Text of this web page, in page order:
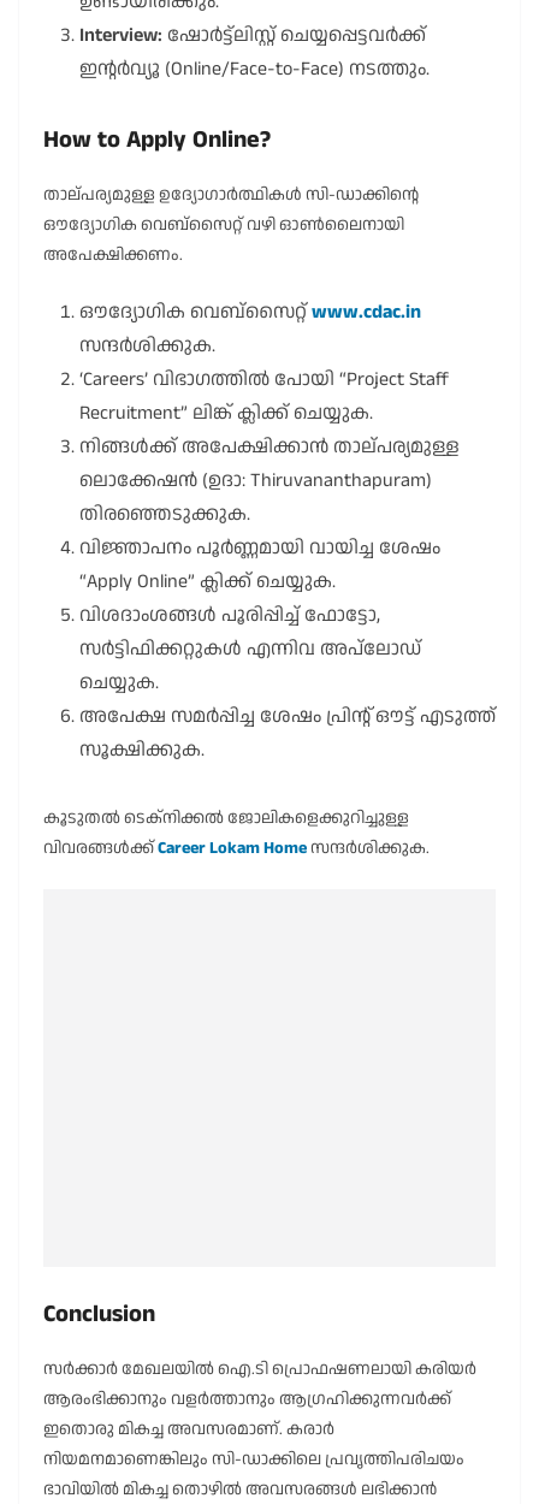
Interview: ഷോർട്ട്‌ലിസ്റ്റ് ചെയ്യപ്പെട്ടവർക്ക്
ഇന്റർവ്യൂ (Online/Face-to-Face) നടത്തും.
How to Apply Online?
താല്പര്യമുള്ള ഉദ്യോഗാർത്ഥികൾ സി-ഡാക്കിന്റെ
ഔദ്യോഗിക വെബ്സൈറ്റ് വഴി ഓൺലൈനായി
അപേക്ഷിക്കണം.
ഔദ്യോഗിക വെബ്സൈറ്റ്www.cdac.in
സന്ദർശിക്കുക.
‘Careers’ വിഭാഗത്തിൽ പോയി “Project Staff
Recruitment” ലിങ്ക് ക്ലിക്ക് ചെയ്യുക.
നിങ്ങൾക്ക് അപേക്ഷിക്കാൻ താല്പര്യമുള്ള
ലൊക്കേഷൻ (ഉദാ: Thiruvananthapuram)
തിരഞ്ഞെടുക്കുക.
വിജ്ഞാപനം പൂർണ്ണമായി വായിച്ച ശേഷം
“Apply Online” ക്ലിക്ക് ചെയ്യുക.
വിശദാംശങ്ങൾ പൂരിപ്പിച്ച് ഫോട്ടോ,
സർട്ടിഫിക്കറ്റുകൾ എന്നിവ അപ്‌ലോഡ്
ചെയ്യുക.
അപേക്ഷ സമർപ്പിച്ച ശേഷം പ്രിന്റ് ഔട്ട് എടുത്ത്
സൂക്ഷിക്കുക.
കൂടുതൽ ടെക്നിക്കൽ ജോലികളെക്കുറിച്ചുള്ള
വിവരങ്ങൾക്ക്Career Lokam Homeസന്ദർശിക്കുക.
Conclusion
സർക്കാർ മേഖലയിൽ ഐ.ടി പ്രൊഫഷണലായി കരിയർ
ആരംഭിക്കാനും വളർത്താനും ആഗ്രഹിക്കുന്നവർക്ക്
ഇതൊരു മികച്ച അവസരമാണ്. കരാർ
നിയമനമാണെങ്കിലും സി-ഡാക്കിലെ പ്രവൃത്തിപരിചയം
ഭാവിയിൽ മികച്ച തൊഴിൽ അവസരങ്ങൾ ലഭിക്കാൻ